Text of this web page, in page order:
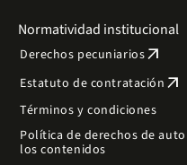
Normatividad institucional
Derechos pecuniariosarrow_outward
Estatuto de contratación arrow_outward
Términos y condiciones
Política de derechos de
los contenidos